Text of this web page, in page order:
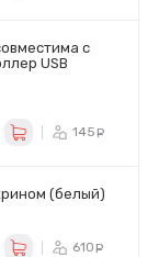
с
USB
145
(белый)
610